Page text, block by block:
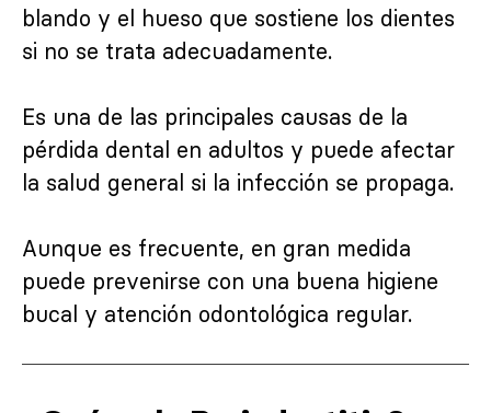
blando y el hueso que sostiene los dientes
si no se trata adecuadamente.
Es una de las principales causas de la
pérdida dental en adultos y puede afectar
la salud general si la infección se propaga.
Aunque es frecuente, en gran medida
puede prevenirse con una buena higiene
bucal y atención odontológica regular.